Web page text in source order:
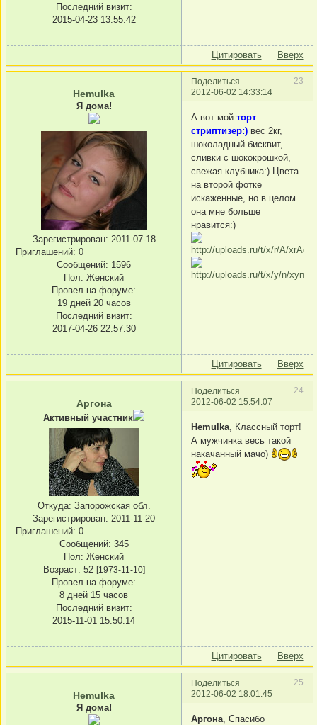
Последний визит:
2015-04-23 13:55:42
Цитировать Вверх
Поделиться
23
2012-06-02 14:33:14
Hemulka
Я дома!
Зарегистрирован: 2011-07-18
Приглашений: 0
Сообщений: 1596
Пол: Женский
Провел на форуме:
19 дней 20 часов
Последний визит:
2017-04-26 22:57:30
А вот мой торт
стриптизер:) вес 2кг,
шоколадный бисквит,
сливки с шококрошкой,
свежая клубника:) Цвета
на второй фотке
искаженные, но в целом
она мне больше
нравится:)
Цитировать Вверх
Поделиться
24
2012-06-02 15:54:07
Аргона
Активный участник
Откуда: Запорожская обл.
Зарегистрирован: 2011-11-20
Приглашений: 0
Сообщений: 345
Пол: Женский
Возраст: 52 [1973-11-10]
Провел на форуме:
8 дней 15 часов
Последний визит:
2015-11-01 15:50:14
Hemulka , Классный торт!
А мужчинка весь такой
накачанный мачо)
Цитировать Вверх
Поделиться
25
2012-06-02 18:01:45
Hemulka
Я дома!
Аргона , Спасибо